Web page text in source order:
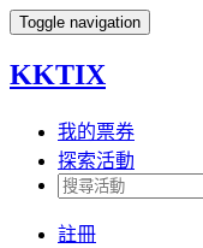
Toggle navigation
KKTIX
我的票券
探索活動
註冊